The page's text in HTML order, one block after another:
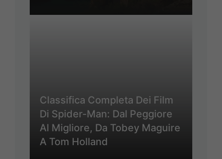
Classifica Completa Dei Film
Di Spider-Man: Dal Peggiore
Al Migliore, Da Tobey Maguire
A Tom Holland